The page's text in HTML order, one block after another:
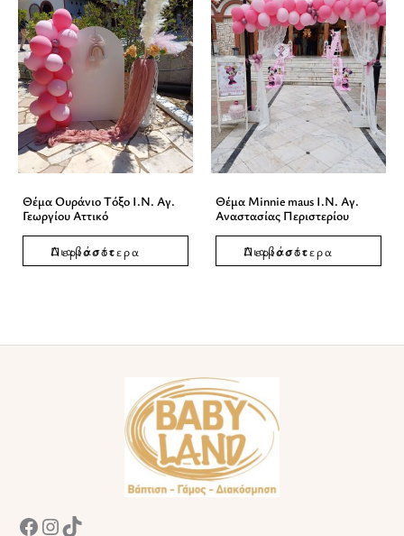
Θέμα Ουράνιο Τόξο Ι.Ν. Αγ.
Γεωργίου Αττικό
Διαβάστε Περισσότερα
Θέμα Minnie maus Ι.Ν. Αγ.
Αναστασίας Περιστερίου
Διαβάστε Περισσότερα